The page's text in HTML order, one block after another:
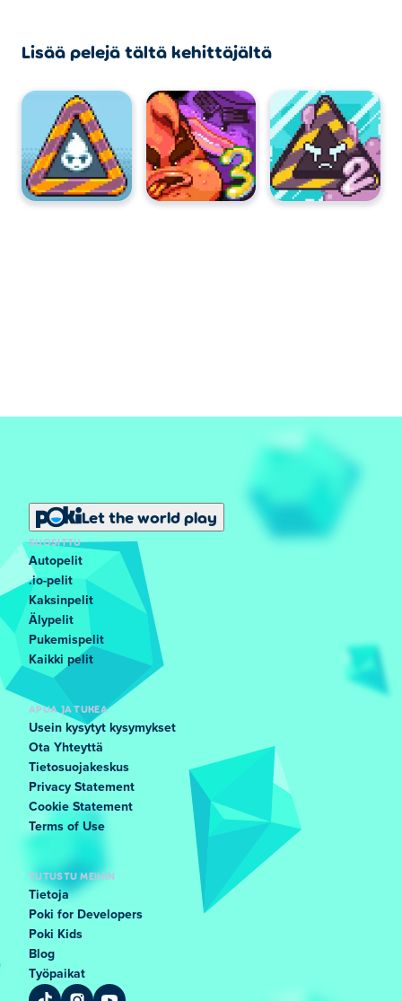
Lisää pelejä tältä kehittäjältä
Let the world play
SUOSITTU
Autopelit
.io-pelit
Kaksinpelit
Älypelit
Pukemispelit
Kaikki pelit
APUA JA TUKEA
Usein kysytyt kysymykset
Ota Yhteyttä
Tietosuojakeskus
Privacy Statement
Cookie Statement
Terms of Use
TUTUSTU MEIHIN
Tietoja
Poki for Developers
Poki Kids
Blog
Työpaikat